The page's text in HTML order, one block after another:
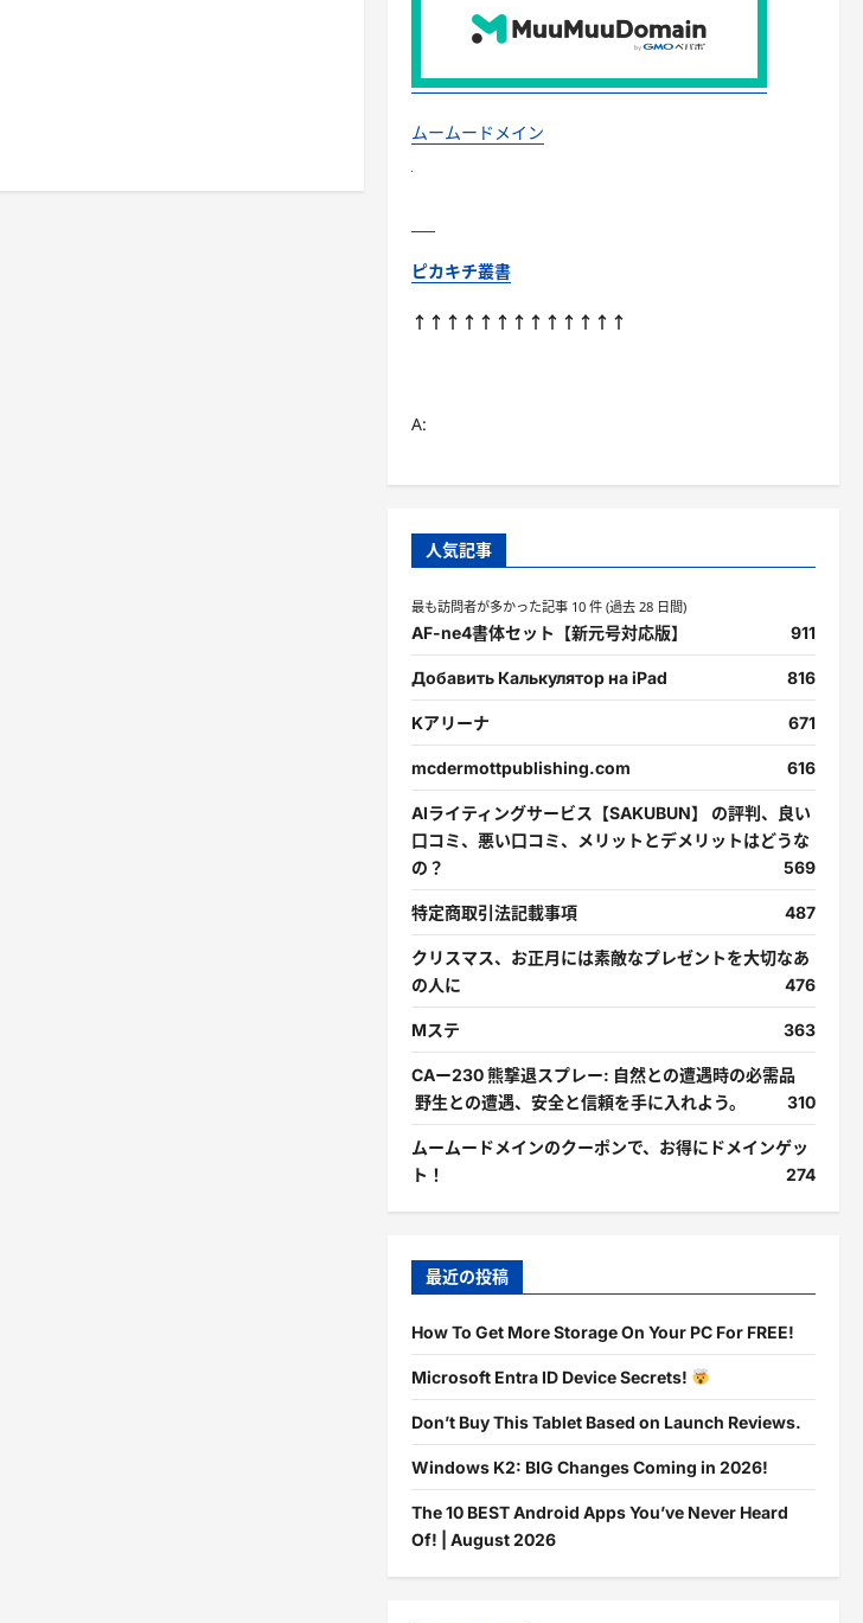
ムームードメイン
ピカキチ叢書
↑↑↑↑↑↑↑↑↑↑↑↑↑
A:
人気記事
最も訪問者が多かった記事 10 件 (過去 28 日間)
AF-ne4書体セット【新元号対応版】 911
Добавить Калькулятор на iPad 816
Kアリーナ 671
mcdermottpublishing.com 616
AIライティングサービス【SAKUBUN】 の評判、良い
口コミ、悪い口コミ、メリットとデメリットはどうな
の？
569
特定商取引法記載事項 487
クリスマス、お正月には素敵なプレゼントを大切なあ
の人に
476
Mステ 363
CAー230 熊撃退スプレー: 自然との遭遇時の必需品
野生との遭遇、安全と信頼を手に入れよう。
310
ムームードメインのクーポンで、お得にドメインゲッ
ト！
274
最近の投稿
How To Get More Storage On Your PC For FREE!
Microsoft Entra ID Device Secrets!
Don’t Buy This Tablet Based on Launch Reviews.
Windows K2: BIG Changes Coming in 2026!
The 10 BEST Android Apps You’ve Never Heard
Of! | August 2026